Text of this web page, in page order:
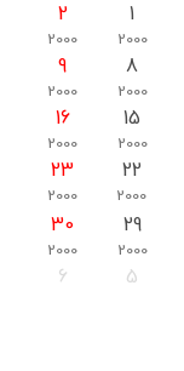
1
2000
2
2000
8
2000
9
2000
15
2000
16
2000
22
2000
23
2000
29
2000
30
2000
5
6